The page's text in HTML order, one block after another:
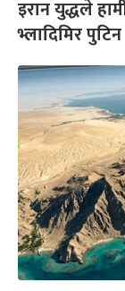
इरान युद्धले
भ्लादिमिर पुटिन